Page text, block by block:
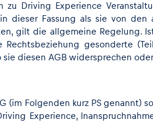
Driving Experience
Fassung als sie von
gilt die allgemeine Regelung.
gesonderte
diesen AGB widersprechen
Folgenden kurz PS genannt)
Experience,